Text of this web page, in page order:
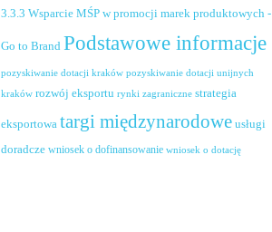
3.3.3 Wsparcie MŚP w promocji marek produktowych -
Go to Brand Podstawowe informacje
pozyskiwanie dotacji kraków pozyskiwanie dotacji unijnych
kraków rozwój eksportu rynki zagraniczne strategia
eksportowa targi międzynarodowe usługi
doradcze wniosek o dofinansowanie wniosek o dotację